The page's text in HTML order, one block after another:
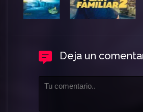
Deja un